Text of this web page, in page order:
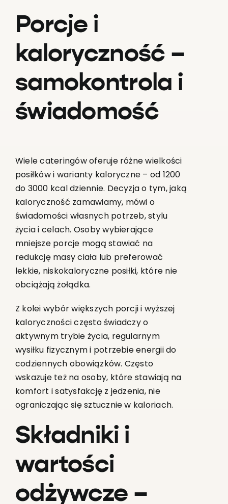
Porcje i
kaloryczność –
samokontrola i
świadomość
Wiele cateringów oferuje różne wielkości
posiłków i warianty kaloryczne – od 1200
do 3000 kcal dziennie. Decyzja o tym, jaką
kaloryczność zamawiamy, mówi o
świadomości własnych potrzeb, stylu
życia i celach. Osoby wybierające
mniejsze porcje mogą stawiać na
redukcję masy ciała lub preferować
lekkie, niskokaloryczne posiłki, które nie
obciążają żołądka.
Z kolei wybór większych porcji i wyższej
kaloryczności często świadczy o
aktywnym trybie życia, regularnym
wysiłku fizycznym i potrzebie energii do
codziennych obowiązków. Często
wskazuje też na osoby, które stawiają na
komfort i satysfakcję z jedzenia, nie
ograniczając się sztucznie w kaloriach.
Składniki i
wartości
odżywcze –